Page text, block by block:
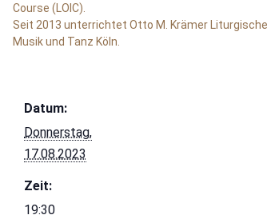
Course (LOIC).
Seit 2013 unterrichtet Otto M. Krämer
Musik und Tanz Köln.
Datum:
Donnerstag,
17.08.2023
Zeit:
19:30